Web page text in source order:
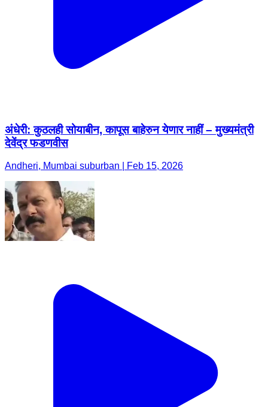
अंधेरी: कुठलही सोयाबीन, कापूस बाहेरुन येणार नाहीं – मुख्यमंत्री
देवेंद्र फडणवीस
Andheri, Mumbai suburban | Feb 15, 2026